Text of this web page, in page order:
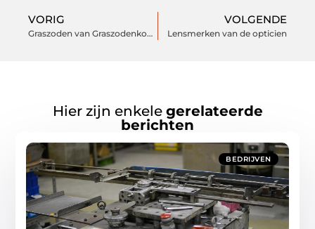
VORIG
Graszoden van Graszodenkopen.nl zijn de beste
VOLGENDE
Lensmerken van de opticien
Hier zijn enkele gerelateerde
berichten
BEDRIJVEN